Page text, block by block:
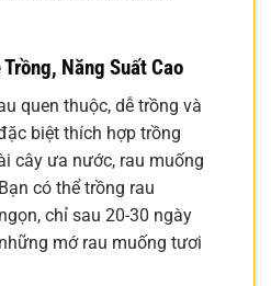
Năng Suất Cao
quen thuộc, dễ trồng và
biệt thích hợp trồng
cây ưa nước, rau muống
có thể trồng rau
chỉ sau 20-30 ngày
mớ rau muống tươi